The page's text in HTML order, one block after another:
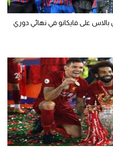
على فايكانو في نهائي دوري